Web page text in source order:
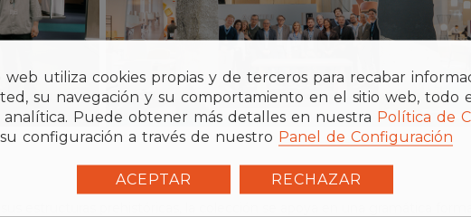
2bcom.e
estructuras prehistóricas, la colección se apoya en una gramática formal
web utiliza cookies propias y de terceros para recabar
su navegación y su comportamiento en el sitio web, todo
analítica. Puede obtener más detalles en nuestra Política de
configuración a través de nuestro Panel de Configuración
ACEPTAR RECHAZAR